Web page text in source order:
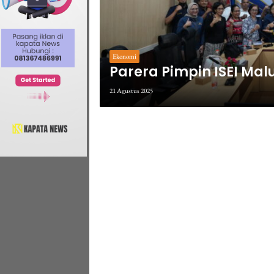
Ekonomi
Parera Pimpin ISEI
21 Agustus 2025